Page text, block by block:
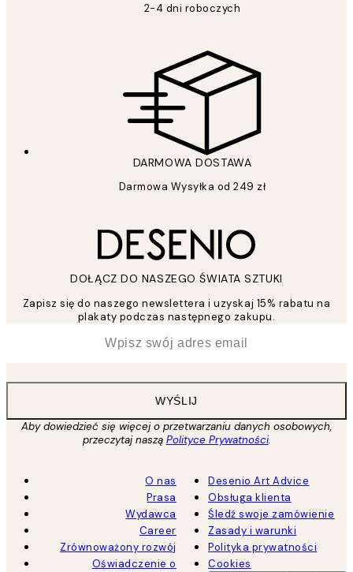
2-4 dni roboczych
DARMOWA DOSTAWA
Darmowa Wysyłka od 249 zł
DOŁĄCZ DO NASZEGO ŚWIATA SZTUKI
Zapisz się do naszego newslettera i uzyskaj 15% rabatu na
plakaty podczas następnego zakupu.
WYŚLIJ
Aby dowiedzieć się więcej o przetwarzaniu danych osobowych,
przeczytaj naszą Polityce Prywatności.
O nas
Prasa
Wydawca
Career
Zrównoważony rozwój
Oświadczenie o
Desenio Art Advice
Obsługa klienta
Śledź swoje zamówienie
Zasady i warunki
Polityka prywatności
Cookies